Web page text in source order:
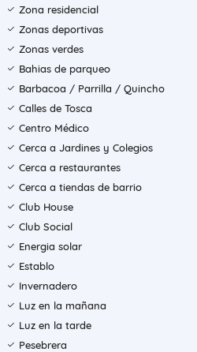
Zona residencial
Zonas deportivas
Zonas verdes
Bahias de parqueo
Barbacoa / Parrilla / Quincho
Calles de Tosca
Centro Médico
Cerca a Jardines y Colegios
Cerca a restaurantes
Cerca a tiendas de barrio
Club House
Club Social
Energia solar
Establo
Invernadero
Luz en la mañana
Luz en la tarde
Pesebrera